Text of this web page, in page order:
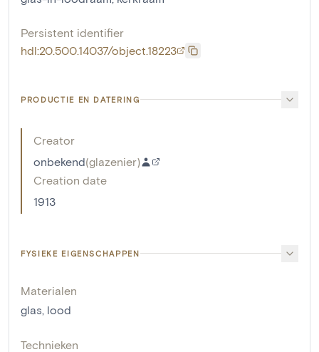
Persistent identifier
hdl:20.500.14037/object.18223
PRODUCTIE EN DATERING
Creator
onbekend(glazenier)
Creation date
1913
FYSIEKE EIGENSCHAPPEN
Materialen
glas, lood
Technieken